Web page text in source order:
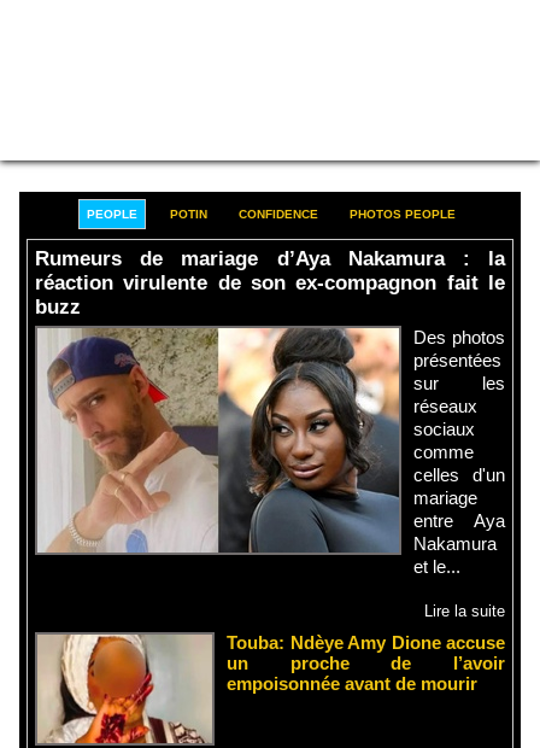
PEOPLE POTIN CONFIDENCE PHOTOS PEOPLE
Rumeurs de mariage d’Aya Nakamura : la
réaction virulente de son ex-compagnon fait le
buzz
Des photos
présentées
sur les
réseaux
sociaux
comme
celles d'un
mariage
entre Aya
Nakamura
et le...
Lire la suite
Touba: Ndèye Amy Dione accuse
un proche de l’avoir
empoisonnée avant de mourir